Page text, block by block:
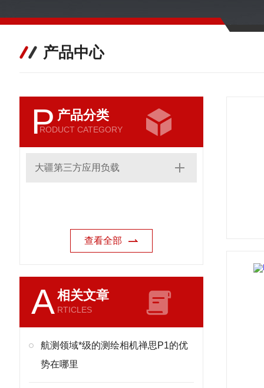
产品中心
P 产品分类
RODUCT CATEGORY
大疆第三方应用负载
查看全部
A相关文章
RTICLES
航测领域*级的测绘相机禅思P1的优
势在哪里